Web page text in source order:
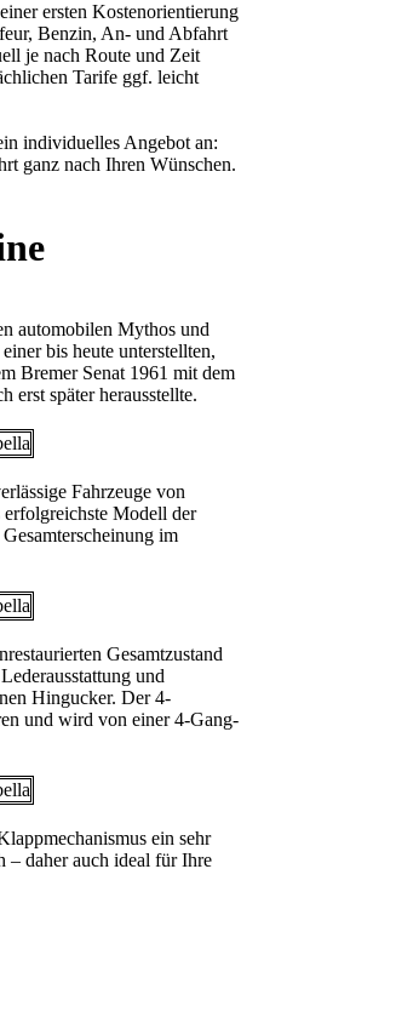
ersten Kostenorientierung
Benzin, An- und Abfahrt
je nach Route und Zeit
Tarife ggf. leicht
individuelles Angebot an:
ganz nach Ihren Wünschen.
automobilen Mythos und
bis heute unterstellten,
Bremer Senat 1961 mit dem
erst später herausstellte.
Fahrzeuge von
Modell der
im
Gesamtzustand
und
Hingucker. Der 4-
und wird von einer 4-Gang-
ein sehr
– daher auch ideal für Ihre